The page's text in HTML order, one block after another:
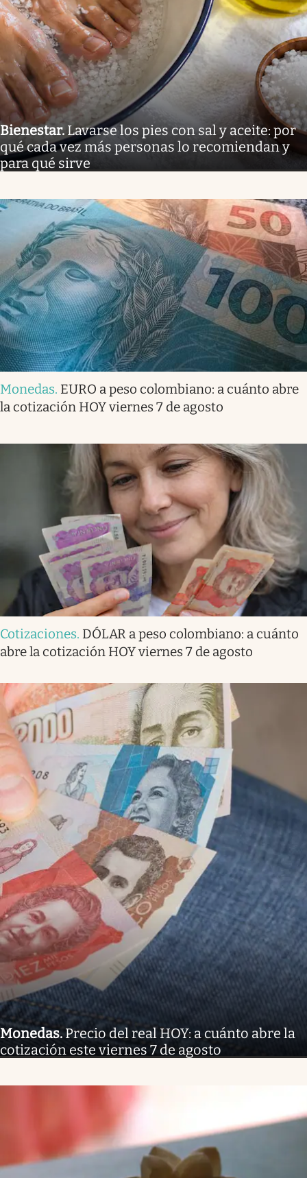
Bienestar.Lavarse los pies con sal y aceite: por
qué cada vez más personas lo recomiendan y
para qué sirve
Monedas. EURO a peso colombiano: a cuánto abre
la cotización HOY viernes 7 de agosto
Cotizaciones. DÓLAR a peso colombiano: a cuánto
abre la cotización HOY viernes 7 de agosto
Monedas.Precio del real HOY: a cuánto abre la
cotización este viernes 7 de agosto